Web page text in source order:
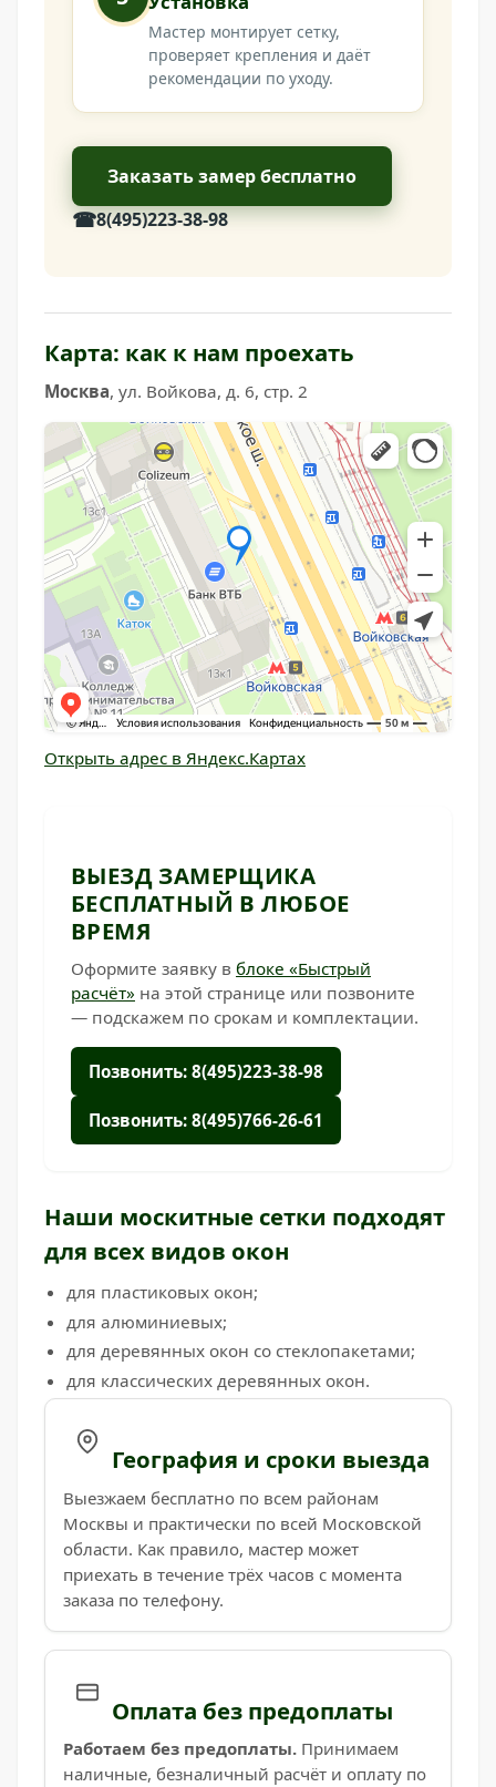
Мастер монтирует сетку,
проверяет крепления и даёт
рекомендации по уходу.
Заказать замер бесплатно
☎8(495)223-38-98
Карта: как к нам проехать
Москва, ул. Войкова, д. 6, стр. 2
Открыть адрес в Яндекс.Картах
ВЫЕЗД ЗАМЕРЩИКА
БЕСПЛАТНЫЙ В ЛЮБОЕ
ВРЕМЯ
Оформите заявку в блоке «Быстрый
расчёт» на этой странице или позвоните
— подскажем по срокам и комплектации.
Позвонить: 8(495)223-38-98
Позвонить: 8(495)766-26-61
Наши москитные сетки подходят
для всех видов окон
для пластиковых окон;
для алюминиевых;
для деревянных окон со стеклопакетами;
для классических деревянных окон.
География и сроки выезда
Выезжаем бесплатно по всем районам
Москвы и практически по всей Московской
области. Как правило, мастер может
приехать в течение трёх часов с момента
заказа по телефону.
Оплата без предоплаты
Работаем без предоплаты. Принимаем
наличные, безналичный расчёт и оплату по